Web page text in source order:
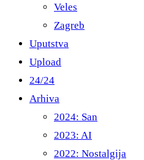
Veles
Zagreb
Uputstva
Upload
24/24
Arhiva
2024: San
2023: AI
2022: Nostalgija